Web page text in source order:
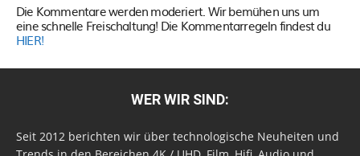
Die Kommentare werden moderiert. Wir bemühen uns um
eine schnelle Freischaltung! Die Kommentarregeln findest du
HIER!
WER WIR SIND:
Seit 2012 berichten wir über technologische Neuheiten und